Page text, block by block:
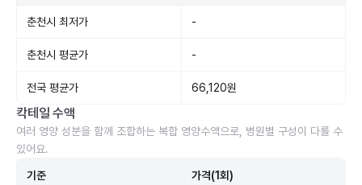
춘천시 최저가 -
춘천시 평균가 -
전국 평균가 66,120원
칵테일 수액
여러 영양 성분을 함께 조합하는 복합 영양수액으로, 병원별 구성이 다를 수
있어요.
기준 가격(1회)